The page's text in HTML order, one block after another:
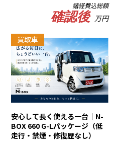
諸経費込総額
確認後 万円
買取車
安心して長く使える一台｜N-
BOX 660 G-Lパッケージ（低
走行・禁煙・修復歴なし）